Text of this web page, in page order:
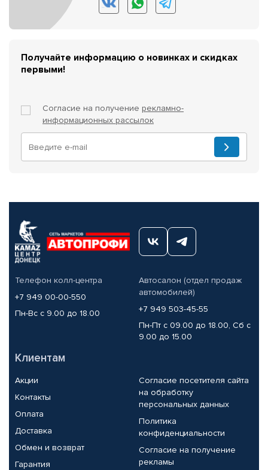
Получайте информацию о новинках и скидках
первыми!
Согласие на получение рекламно-
информационных рассылок
Телефон колл-центра
+7 949 00-00-550
Пн-Вс с 9.00 до 18.00
Автосалон (отдел продаж
автомобилей)
+7 949 503-45-55
Пн-Пт с 09.00 до 18.00, Сб с
9.00 до 15.00
Клиентам
Акции
Контакты
Оплата
Доставка
Обмен и возврат
Гарантия
Согласие посетителя сайта
на обработку
персональных данных
Политика
конфиденциальности
Согласие на получение
рекламы